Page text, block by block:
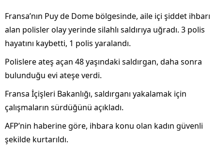
Fransa’nın Puy de Dome bölgesinde, aile içi şiddet ihbarı
alan polisler olay yerinde silahlı saldırıya uğradı. 3 polis
hayatını kaybetti, 1 polis yaralandı.
Polislere ateş açan 48 yaşındaki saldırgan, daha sonra
bulunduğu evi ateşe verdi.
Fransa İçişleri Bakanlığı, saldırganı yakalamak için
çalışmaların sürdüğünü açıkladı.
AFP’nin haberine göre, ihbara konu olan kadın güvenli
şekilde kurtarıldı.